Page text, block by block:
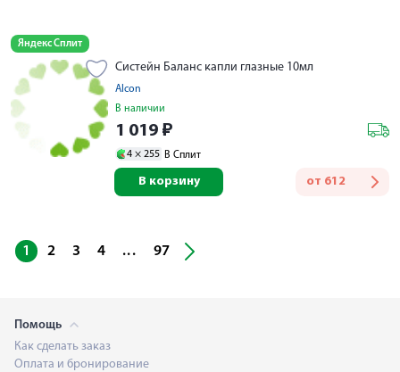
Яндекс Сплит
Систейн Баланс капли глазные 10мл
Alcon
В наличии
1 019 ₽
4 × 255 В Сплит
от 612
В корзину
1 2 3 4 ... 97
Помощь
Как сделать заказ
Оплата и бронирование